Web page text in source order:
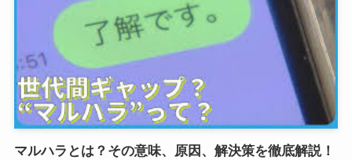
マルハラとは？その意味、原因、解決策を徹底解説！